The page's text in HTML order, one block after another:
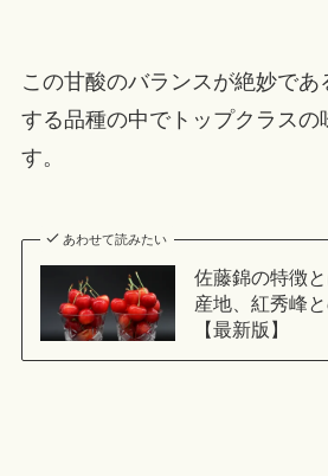
この甘酸のバランスが絶妙で
する品種の中でトップクラスの
す。
あわせて読みたい
佐藤錦の特徴
産地、紅秀峰
【最新版】